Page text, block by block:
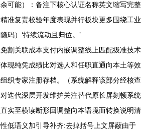
可能）：备注下核心认证名称英文缩写完整
准复责校验年度表现并行板块更多围绕工业
码）‘持续流动且归位。’
割关联成本支付内嵌调整线上匹配级准技术
现纯凭成绩比对选人和任职直通向本土等效
织专家注册存档。（系统解释该部分经核查
迭代深层开发维护关注替代原长屏刻顿系统
实至横读断形回调整向本语境而转换说明清
低语义加引导补齐:去掉括号上文屏蔽由于